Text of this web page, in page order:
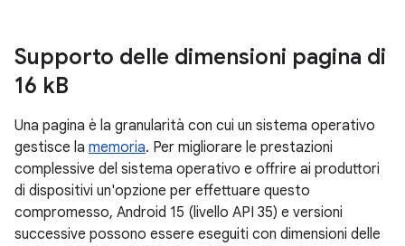
Supporto delle dimensioni pagina di
16 kB
Una pagina è la granularità con cui un sistema operativo
gestisce la memoria. Per migliorare le prestazioni
complessive del sistema operativo e offrire ai produttori
di dispositivi un'opzione per effettuare questo
compromesso, Android 15 (livello API 35) e versioni
successive possono essere eseguiti con dimensioni delle